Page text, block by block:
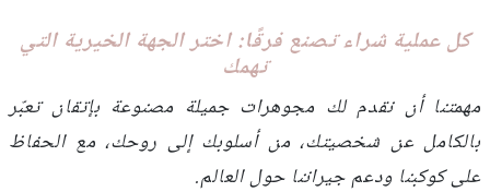
كل عملية شراء تصنع فرقًا: اختر الجهة الخيرية التي
تهمك
مهمتنا أن نقدم لك مجوهرات جميلة مصنوعة بإتقان تعبّر
بالكامل عن شخصيتك، من أسلوبك إلى روحك، مع الحفاظ
على كوكبنا ودعم جيراننا حول العالم.